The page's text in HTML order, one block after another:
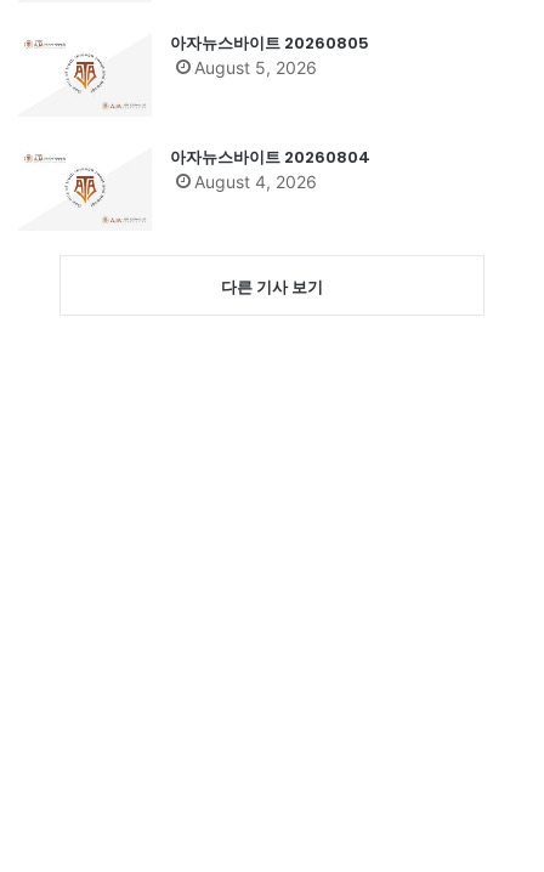
아자뉴스바이트 20260805
August 5, 2026
아자뉴스바이트 20260804
August 4, 2026
다른 기사 보기